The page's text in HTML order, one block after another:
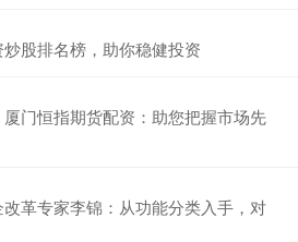
股排名榜，助你稳健投资
门恒指期货配资：助您把握市场先
革专家李锦：从功能分类入手，对